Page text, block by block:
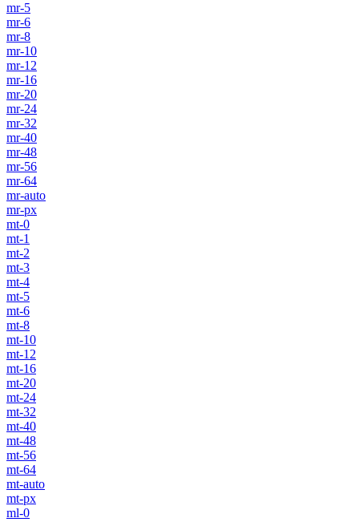
mr-5
mr-6
mr-8
mr-10
mr-12
mr-16
mr-20
mr-24
mr-32
mr-40
mr-48
mr-56
mr-64
mr-auto
mr-px
mt-0
mt-1
mt-2
mt-3
mt-4
mt-5
mt-6
mt-8
mt-10
mt-12
mt-16
mt-20
mt-24
mt-32
mt-40
mt-48
mt-56
mt-64
mt-auto
mt-px
ml-0